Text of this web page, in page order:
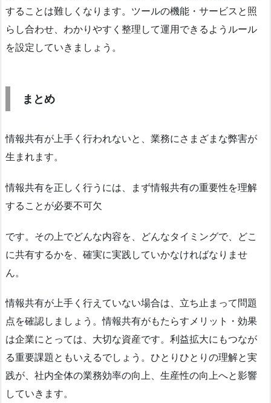
することは難しくなります。ツールの機能・サービスと照
らし合わせ、わかりやすく整理して運用できるようルール
を設定していきましょう。
まとめ
情報共有が上手く行われないと、業務にさまざまな弊害が
生まれます。
情報共有を正しく行うには、まず情報共有の重要性を理解
することが必要不可欠
です。その上でどんな内容を、どんなタイミングで、どこ
に共有するかを、確実に実践していかなければなりませ
ん。
情報共有が上手く行えていない場合は、立ち止まって問題
点を確認しましょう。情報共有がもたらすメリット・効果
は企業にとっては、大切な資産です。利益拡大にもつなが
る重要課題ともいえるでしょう。ひとりひとりの理解と実
践が、社内全体の業務効率の向上、生産性の向上へと影響
していきます。